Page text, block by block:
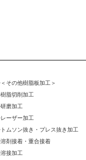
＜その他樹脂板加工＞
樹脂切削加工
研磨加工
レーザー加工
トムソン抜き・プレス抜き加工
溶剤接着・重合接着
溶接加工